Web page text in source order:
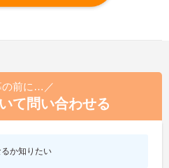
の前に…／
て問い合わせる
か知りたい